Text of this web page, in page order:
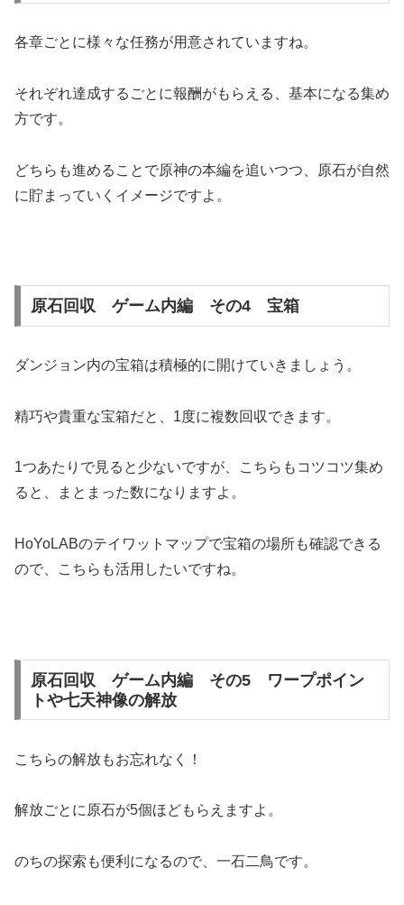
各章ごとに様々な任務が用意されていますね。
それぞれ達成するごとに報酬がもらえる、基本になる集め
方です。
どちらも進めることで原神の本編を追いつつ、原石が自然
に貯まっていくイメージですよ。
原石回収 ゲーム内編 その4 宝箱
ダンジョン内の宝箱は積極的に開けていきましょう。
精巧や貴重な宝箱だと、1度に複数回収できます。
1つあたりで見ると少ないですが、こちらもコツコツ集め
ると、まとまった数になりますよ。
HoYoLABのテイワットマップで宝箱の場所も確認できる
ので、こちらも活用したいですね。
原石回収 ゲーム内編 その5 ワープポイン
トや七天神像の解放
こちらの解放もお忘れなく！
解放ごとに原石が5個ほどもらえますよ。
のちの探索も便利になるので、一石二鳥です。